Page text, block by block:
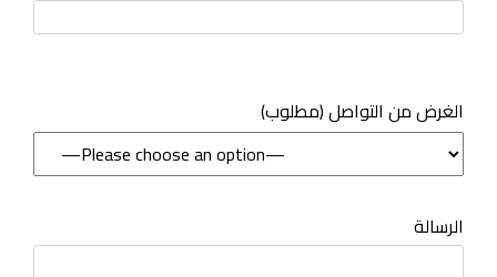
(مطلوب) الغرض من التواصل
الرسالة